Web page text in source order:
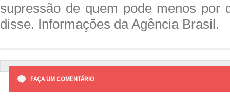
supressão de quem pode menos por
disse. Informações da Agência Brasil.
FAÇA UM COMENTÁRIO